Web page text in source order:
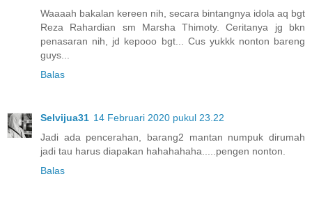
Waaaah bakalan kereen nih, secara bintangnya idola aq bgt
Reza Rahardian sm Marsha Thimoty. Ceritanya jg bkn
penasaran nih, jd kepooo bgt... Cus yukkk nonton bareng
guys...
Balas
Selvijua31 14 Februari 2020 pukul 23.22
Jadi ada pencerahan, barang2 mantan numpuk dirumah
jadi tau harus diapakan hahahahaha.....pengen nonton.
Balas